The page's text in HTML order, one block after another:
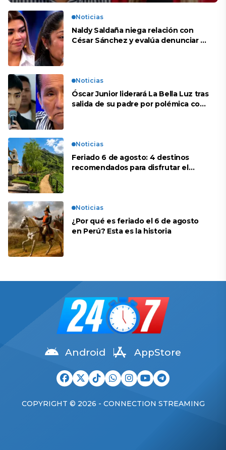
Noticias
Naldy Saldaña niega relación con
César Sánchez y evalúa denunciar a
Noticias
Óscar Junior liderará La Bella Luz tras
salida de su padre por polémica con
Noticias
Feriado 6 de agosto: 4 destinos
recomendados para disfrutar el
Noticias
¿Por qué es feriado el 6 de agosto
en Perú? Esta es la historia
Android AppStore
COPYRIGHT © 2026 - CONNECTION STREAMING